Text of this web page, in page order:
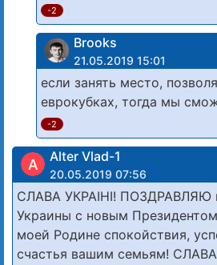
-2
Brooks
21.05.2019 15:01
если занять место,
еврокубках, тогда мы
-2
A Alter Vlad-1
20.05.2019 07:56
СЛАВА УКРАIНI! ПОЗДРАВЛЯЮ
Украины с новым
моей Родине спокойствия,
счастья вашим семьям!